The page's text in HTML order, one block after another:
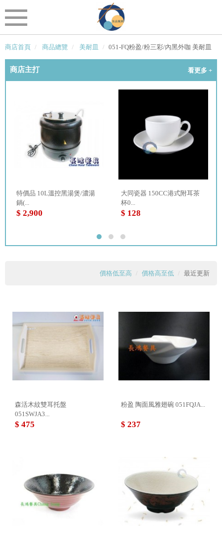
商店首頁 商品總覽 美耐皿 051-FQ粉盈/粉三彩/內黑外咖 美耐皿
商店主打 看更多 +
特價品 10L溫控黑湯煲/濃湯
鍋(...
$ 2,900
大同瓷器 150CC港式附耳茶
杯0...
$ 128
價格低至高 價格高至低 最近更新
森活木紋雙耳托盤
051SWJA3...
$ 475
粉盈 陶面風雅翅碗 051FQJA...
$ 237